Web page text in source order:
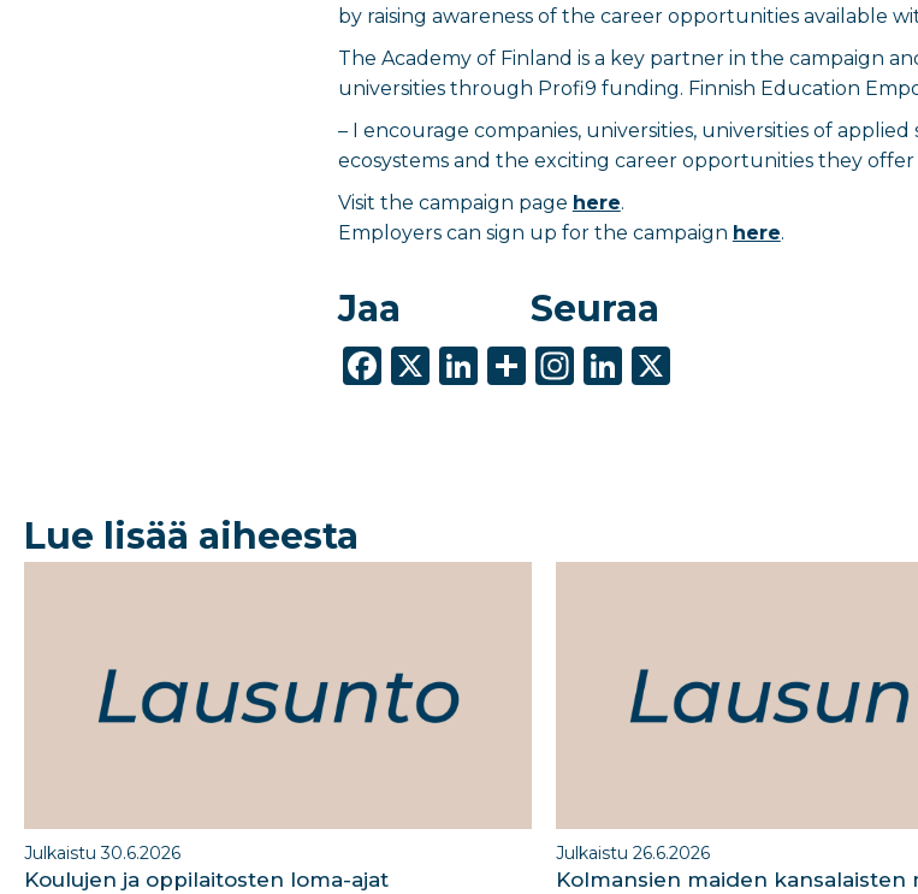
by raising awareness of the career opportunities available
The Academy of Finland is a key partner in the campaign
universities through Profi9 funding. Finnish Education
–I encourage companies, universities, universities of
ecosystems and the exciting career opportunities they offer
Visit the campaign page here.
Employers can sign up for the campaign here.
Jaa
F
o
X Li
n
S
Seuraa
In
m
Li
n
X
Lue lisää aiheesta
Julkaistu 30.6.2026
Koulujen ja oppilaitosten loma-ajat​
Julkaistu 26.6.2026
Kolmansien maiden kansalaisten